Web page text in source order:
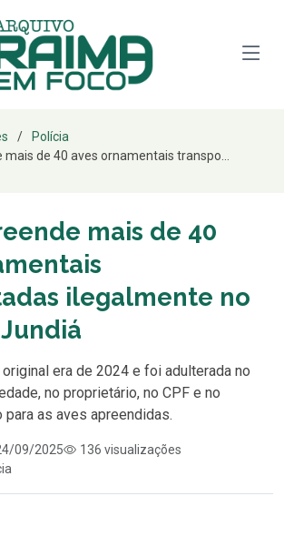
Polícia
de 40 aves ornamentais transpo...
mais de 40
ilegalmente no
era de 2024 e foi adulterada no
no proprietário, no CPF e no
as aves apreendidas.
09/2025
136 visualizações